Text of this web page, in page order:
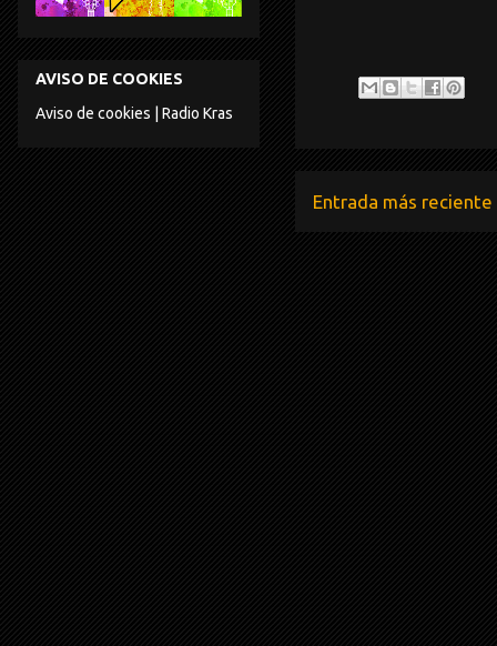
Entrada más reciente
AVISO DE COOKIES
Aviso de cookies | Radio Kras